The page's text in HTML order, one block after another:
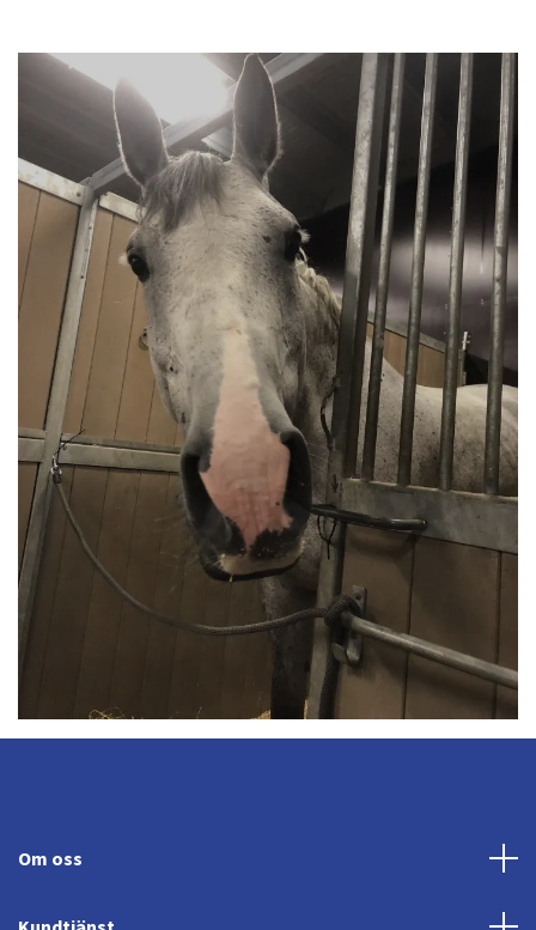
Om oss